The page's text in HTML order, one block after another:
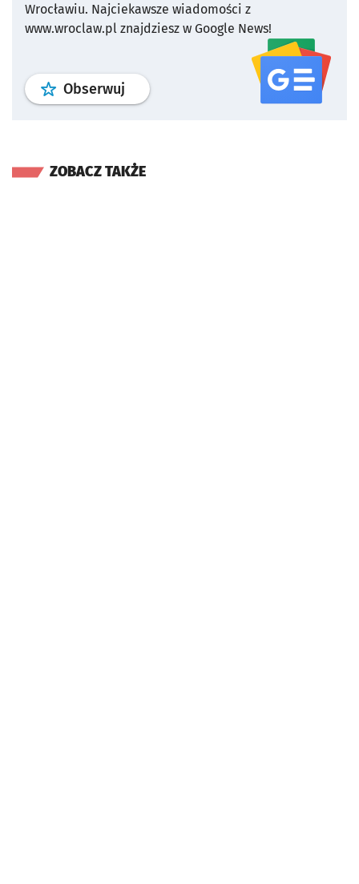
Wrocławiu. Najciekawsze wiadomości z
www.wroclaw.pl znajdziesz w Google News!
Obserwuj profil serwisu
ZOBACZ TAKŻE